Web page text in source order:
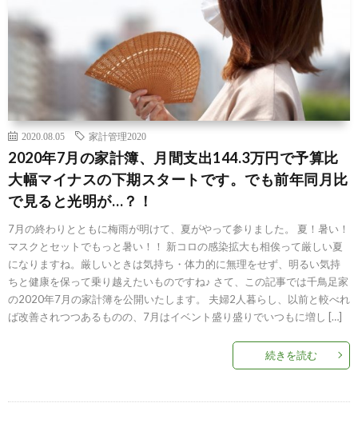
2020.08.05 家計管理2020
2020年7月の家計簿、月間支出144.3万円で予算比
大幅マイナスの下期スタートです。でも前年同月比
で見ると光明が…？！
7月の終わりとともに梅雨が明けて、夏がやって参りました。 夏！暑い！
マスクとセットでもっと暑い！！ 新コロの感染拡大も相俟って厳しい夏
になりますね。厳しいときは気持ち・体力的に無理をせず、明るい気持
ちと健康を保って乗り越えたいものですね♪ さて、この記事では千鳥足家
の2020年7月の家計簿を公開いたします。 夫婦2人暮らし、以前と較べれ
ば改善されつつあるものの、7月はイベント盛り盛りでいつもに増し […]
続きを読む